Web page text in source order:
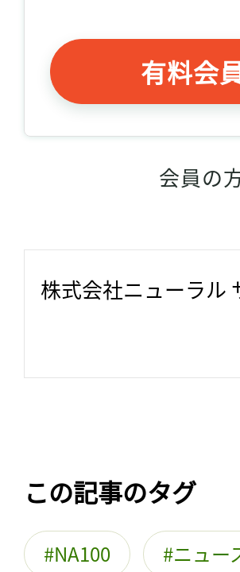
有料会
会員の
株式会社ニューラル
この記事のタグ
NA100 ニュー